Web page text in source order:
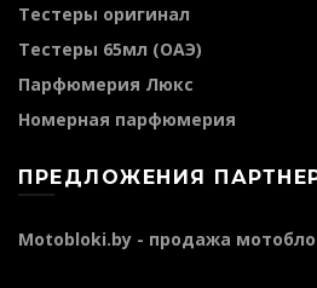
Тестеры оригинал
Тестеры 65мл (ОАЭ)
Парфюмерия Люкс
Номерная парфюмерия
ПРЕДЛОЖЕНИЯ
Motobloki.by - продажа